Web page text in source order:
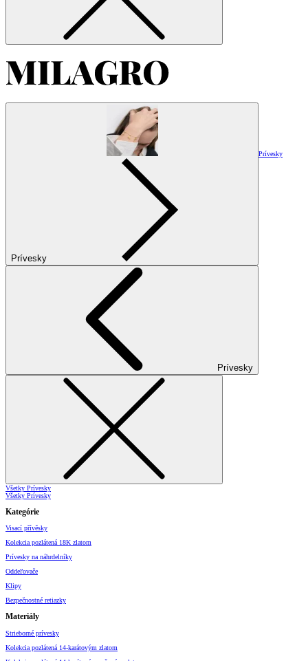
Prívesky
Prívesky
Prívesky
Všetky Prívesky
Všetky Prívesky
Kategórie
Visací přívěsky
Kolekcia pozlátená 18K zlatom
Prívesky na náhrdelníky
Oddeľovače
Klipy
Bezpečnostné retiazky
Materiály
Strieborné prívesky
Kolekcia pozlátená 14-karátovým zlatom